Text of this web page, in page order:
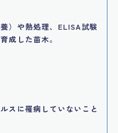
）や熱処理、ELISA試験
成した苗木。
スに罹病していないこと